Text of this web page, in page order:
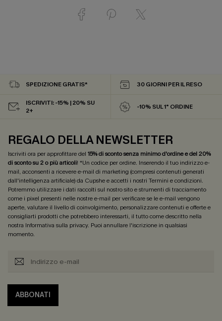
SPEDIZIONE GRATIS* 30 GIORNI PER IL RESO
ISCRIVITI: -15% | 20% SU
2+
-10% SUL 1° ORDINE
REGALO DELLA NEWSLETTER
Iscriviti ora per approfittare del 15% di sconto senza minimo d'ordine e del 20%
di sconto su 2 o più articoli! *Un codice per ordine. Inserendo il tuo indirizzo e-
mail, acconsenti a ricevere e-mail di marketing (compresi contenuti generati
dall'intelligenza artificiale) da Cupshe e accetti i nostri Termini e condizioni.
Potremmo utilizzare i dati raccolti sul nostro sito e strumenti di tracciamento
come i pixel presenti nelle nostre e-mail per verificare se le e-mail vengono
aperte, valutare il livello di coinvolgimento, personalizzare contenuti e offerte e
consigliarti prodotti che potrebbero interessarti, il tutto come descritto nella
nostra Informativa sulla privacy. Puoi annullare l'iscrizione in qualsiasi
momento.
ABBONATI